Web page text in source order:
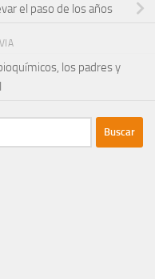
el paso de los años
los padres y